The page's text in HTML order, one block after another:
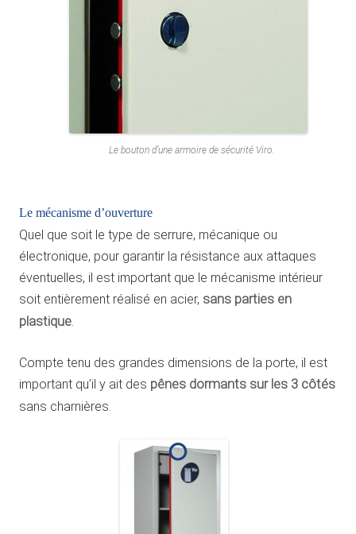
Le bouton d’une armoire de sécurité Viro.
Le mécanisme d’ouverture
Quel que soit le type de serrure, mécanique ou
électronique, pour garantir la résistance aux attaques
éventuelles, il est important que le mécanisme intérieur
soit entièrement réalisé en acier, sans parties en
plastique.
Compte tenu des grandes dimensions de la porte, il est
important qu’il y ait des pênes dormants sur les 3 côtés
sans charnières.